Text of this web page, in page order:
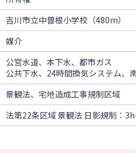
吉川市立中曽根小学校（480m）
媒介
公営水道、本下水、都市ガス
公共下水、24時間換気システム、
景観法、宅地造成工事規制区域
法第22条区域 景観法 日影規制：